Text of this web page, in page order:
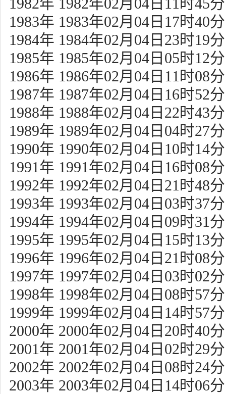
1983年 1983年02月04日17时40分
1984年 1984年02月04日23时19分
1985年 1985年02月04日05时12分
1986年 1986年02月04日11时08分
1987年 1987年02月04日16时52分
1988年 1988年02月04日22时43分
1989年 1989年02月04日04时27分
1990年 1990年02月04日10时14分
1991年 1991年02月04日16时08分
1992年 1992年02月04日21时48分
1993年 1993年02月04日03时37分
1994年 1994年02月04日09时31分
1995年 1995年02月04日15时13分
1996年 1996年02月04日21时08分
1997年 1997年02月04日03时02分
1998年 1998年02月04日08时57分
1999年 1999年02月04日14时57分
2000年 2000年02月04日20时40分
2001年 2001年02月04日02时29分
2002年 2002年02月04日08时24分
2003年 2003年02月04日14时06分